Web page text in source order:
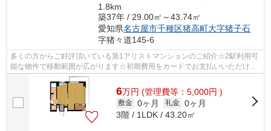
1.8km
築37年 / 29.00㎡～43.74㎡
愛知県名古屋市千種区猪高町大字猪子石
字猪々道145-6
多くの方からご好評頂いている第1アリストマンションのご紹介☆2駅利用可
能な物件で移動範囲が広がります☆初期費用をカードでお支払いいただける
ので、カードで決済したい方にもおすす...
6万円 (管理費等：5,000円 )
敷金 0ヶ月 礼金 0ヶ月
3階 / 1LDK / 43.20㎡